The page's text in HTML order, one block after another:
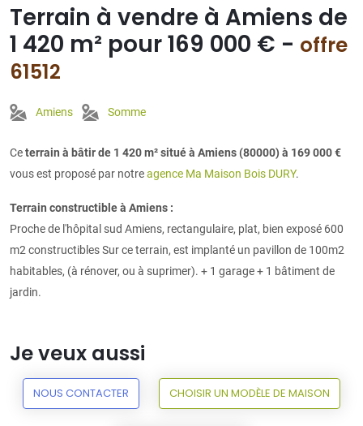
Terrain à vendre à Amiens de
1 420 m² pour 169 000 € - offre
61512
Amiens Somme
Ceterrain à bâtir de 1 420 m² situé à Amiens (80000) à 169 000 €
vous est proposé par notreagence Ma Maison Bois DURY.
Terrain constructible à Amiens :
Proche de l'hôpital sud Amiens, rectangulaire, plat, bien exposé 600
m2 constructibles Sur ce terrain, est implanté un pavillon de 100m2
habitables, (à rénover, ou à suprimer). + 1 garage + 1 bâtiment de
jardin.
Je veux aussi
NOUS CONTACTER CHOISIR UN MODÈLE DE MAISON